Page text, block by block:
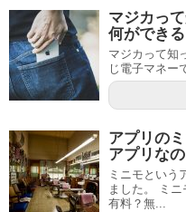
マジカっ
何ができ
マジカって知
じ電子マネー
アプリの
アプリな
ミニモという
ました。 ミ
有料？無...